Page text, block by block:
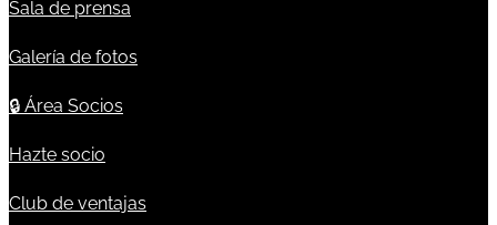
Sala de prensa
Galería de fotos
🔒 Área Socios
Hazte socio
Club de ventajas